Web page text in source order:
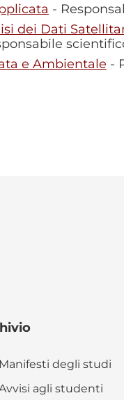
-
dei Dati
e Ambientale -
Manifesti degli studi
agli studenti